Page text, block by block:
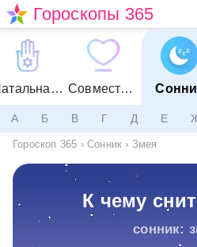
Гороскопы 365
Натальная карта Совместимость
А Б В Г Д Е
Гороскоп 365 › Сонник › Змея
К чему
сонник: